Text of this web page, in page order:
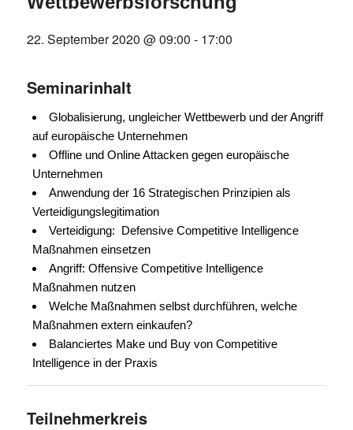
22. September 2020 @ 09:00 - 17:00
Seminarinhalt
Globalisierung, ungleicher Wettbewerb und der Angriff
auf europäische Unternehmen
Offline und Online Attacken gegen europäische
Unternehmen
Anwendung der 16 Strategischen Prinzipien als
Verteidigungslegitimation
Verteidigung: Defensive Competitive Intelligence
Maßnahmen einsetzen
Angriff: Offensive Competitive Intelligence
Maßnahmen nutzen
Welche Maßnahmen selbst durchführen, welche
Maßnahmen extern einkaufen?
Balanciertes Make und Buy von Competitive
Intelligence in der Praxis
Teilnehmerkreis